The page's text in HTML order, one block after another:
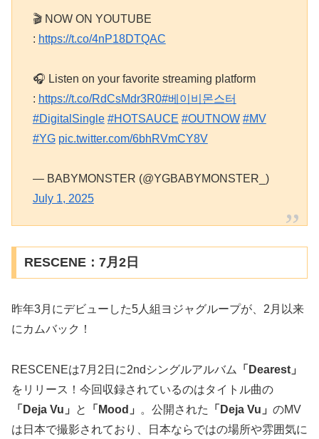
🎬 NOW ON YOUTUBE
: https://t.co/4nP18DTQAC
🎧 Listen on your favorite streaming platform
: https://t.co/RdCsMdr3R0#베이비몬스터
#DigitalSingle #HOTSAUCE #OUTNOW #MV
#YG pic.twitter.com/6bhRVmCY8V
— BABYMONSTER (@YGBABYMONSTER_)
July 1, 2025
RESCENE：7月2日
昨年3月にデビューした5人組ヨジャグループが、2月以来
にカムバック！
RESCENEは7月2日に2ndシングルアルバム
「Dearest」
をリリース！今回収録されているのはタイトル曲の
「Deja Vu」
と 「Mood」 。公開された 「Deja Vu」 のMV
は日本で撮影されており、日本ならではの場所や雰囲気に